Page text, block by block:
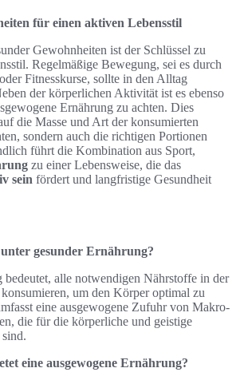
für einen aktiven Lebensstil
Gewohnheiten ist der Schlüssel zu
Regelmäßige Bewegung, sei es durch
Fitnesskurse, sollte in den Alltag
der körperlichen Aktivität ist es ebenso
Ernährung zu achten. Dies
die Masse und Art der konsumierten
sondern auch die richtigen Portionen
führt die Kombination aus Sport,
zu einer Lebensweise, die das
sein fördert und langfristige Gesundheit
gesunder Ernährung?
bedeutet, alle notwendigen Nährstoffe in der
um den Körper optimal zu
eine ausgewogene Zufuhr von Makro-
die für die körperliche und geistige
eine ausgewogene Ernährung?